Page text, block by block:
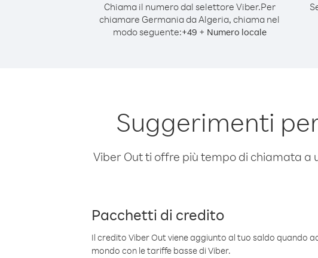
Chiama il numero dal selettore Viber.Per
chiamare Germania da Algeria, chiama nel
modo seguente:+49 + Numero locale
Suggerimenti
Viber Out ti offre più tempo di chiamata a
Pacchetti di credito
Il credito Viber Out viene aggiunto al tuo saldo quando
mondo con le tariffe basse di Viber.